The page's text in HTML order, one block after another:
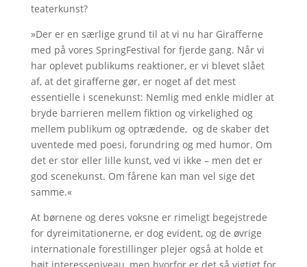
teaterkunst?
»Der er en særlige grund til at vi nu har Girafferne
med på vores SpringFestival for fjerde gang. Når vi
har oplevet publikums reaktioner, er vi blevet slået
af, at det girafferne gør, er noget af det mest
essentielle i scenekunst: Nemlig med enkle midler at
bryde barrieren mellem fiktion og virkelighed og
mellem publikum og optrædende, og de skaber det
uventede med poesi, forundring og med humor. Om
det er stor eller lille kunst, ved vi ikke – men det er
god scenekunst. Om fårene kan man vel sige det
samme.«
At børnene og deres voksne er rimeligt begejstrede
for dyreimitationerne, er dog evident, og de øvrige
internationale forestillinger plejer også at holde et